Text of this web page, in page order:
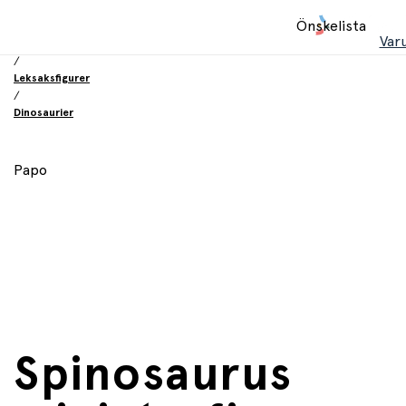
Önskelista
/
Leksaksfigurer
/
Dinosaurier
Papo
Spinosaurus